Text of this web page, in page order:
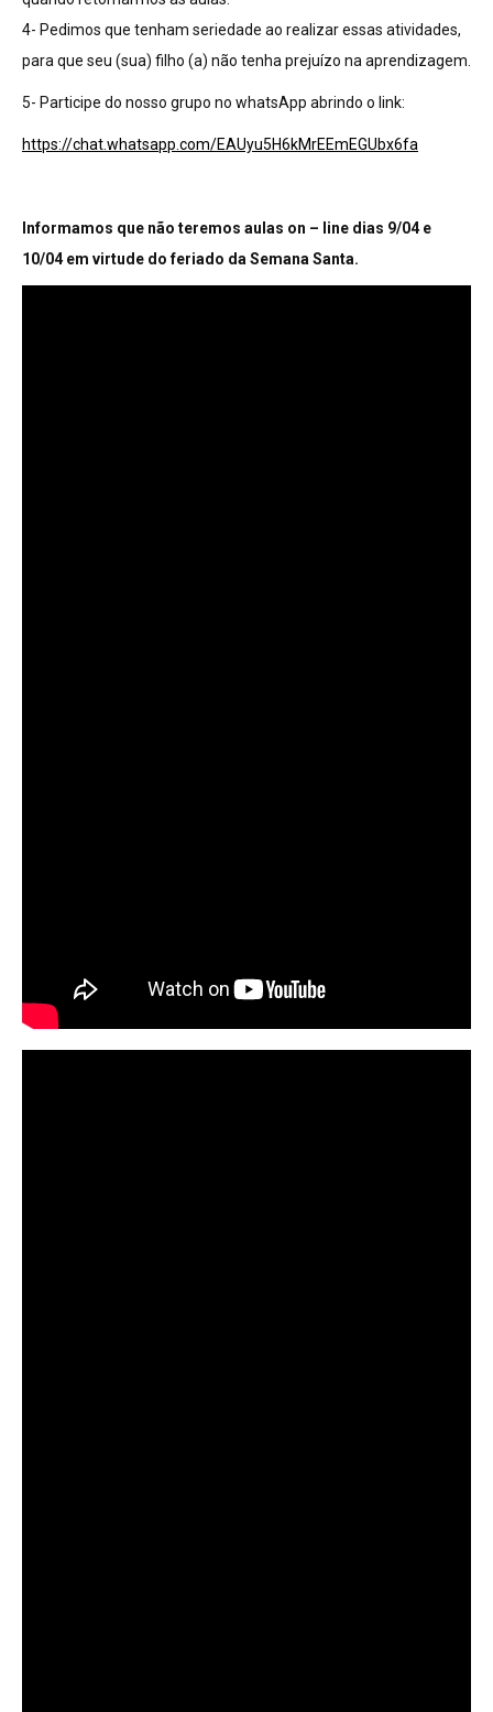
4- Pedimos que tenham seriedade ao realizar essas atividades,
para que seu (sua) filho (a) não tenha prejuízo na aprendizagem.
5- Participe do nosso grupo no whatsApp abrindo o link:
https://chat.whatsapp.com/EAUyu5H6kMrEEmEGUbx6fa
Informamos que não teremos aulas on – line dias 9/04 e
10/04 em virtude do feriado da Semana Santa.